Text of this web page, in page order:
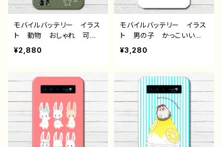
モバイルバッテリー イラス
ト 動物 おしゃれ 可愛
い かわいい かっこい
い おおかみ 狼 オオカ
い 女性 男性 メンズ
おすすめ 個性的 人気
ター 絵師 オリジナル
デザイン グッズ 充電
器 タイトル：マチアワセ
（狼さん） 作：黒糖からす
¥2,880
モバイルバッテリー イラス
ト 男の子 かっこいい
イケメン クール 動物
海 クラゲ おすすめ 個
さい 女性 男性 メン
ズ 人気 イラストレータ
ー クリエイター 絵師
オリジナル デザイン グッ
ズ 充電器 タイトル：jelly
fish 作：しゅり
¥3,280